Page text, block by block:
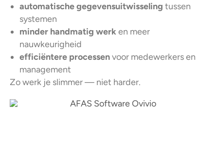
automatische gegevensuitwisseling tussen
systemen
minder handmatig werken meer
nauwkeurigheid
efficiëntere processenvoor medewerkers en
management
Zo werk je slimmer — niet harder.